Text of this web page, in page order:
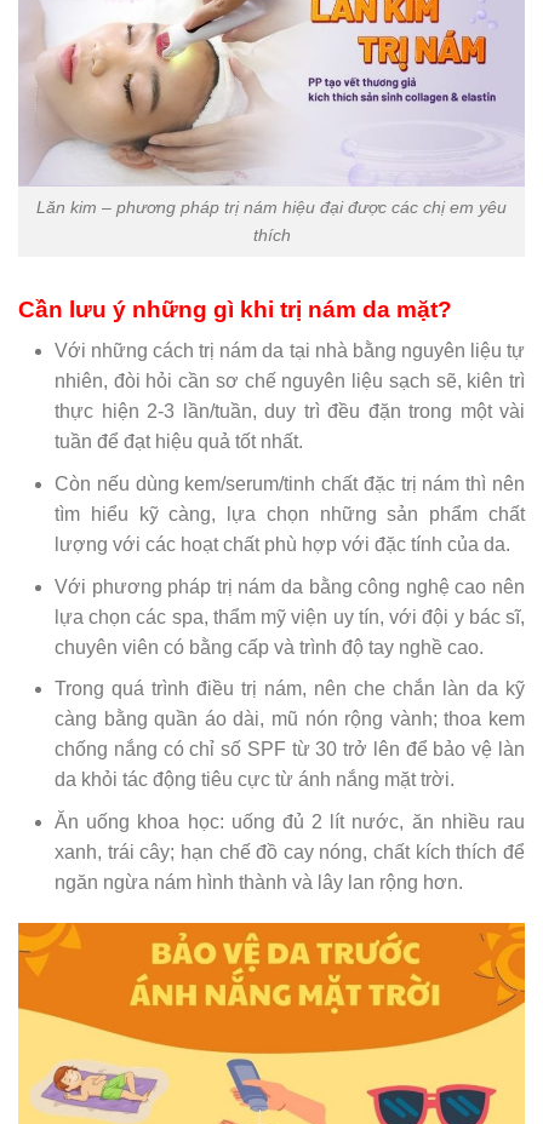
Lăn kim – phương pháp trị nám hiệu đại được các chị em yêu
thích
Cần lưu ý những gì khi trị nám da mặt?
Với những cách trị nám da tại nhà bằng nguyên liệu tự
nhiên, đòi hỏi cần sơ chế nguyên liệu sạch sẽ, kiên trì
thực hiện 2-3 lần/tuần, duy trì đều đặn trong một vài
tuần để đạt hiệu quả tốt nhất.
Còn nếu dùng kem/serum/tinh chất đặc trị nám thì nên
tìm hiểu kỹ càng, lựa chọn những sản phẩm chất
lượng với các hoạt chất phù hợp với đặc tính của da.
Với phương pháp trị nám da bằng công nghệ cao nên
lựa chọn các spa, thẩm mỹ viện uy tín, với đội y bác sĩ,
chuyên viên có bằng cấp và trình độ tay nghề cao.
Trong quá trình điều trị nám, nên che chắn làn da kỹ
càng bằng quần áo dài, mũ nón rộng vành; thoa kem
chống nắng có chỉ số SPF từ 30 trở lên để bảo vệ làn
da khỏi tác động tiêu cực từ ánh nắng mặt trời.
Ăn uống khoa học: uống đủ 2 lít nước, ăn nhiều rau
xanh, trái cây; hạn chế đồ cay nóng, chất kích thích để
ngăn ngừa nám hình thành và lây lan rộng hơn.